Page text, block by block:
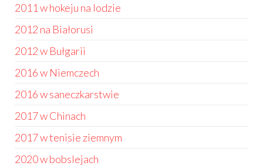
2011 w hokeju na lodzie
2012 na Białorusi
2012 w Bułgarii
2016 w Niemczech
2016 w saneczkarstwie
2017 w Chinach
2017 w tenisie ziemnym
2020 w bobslejach